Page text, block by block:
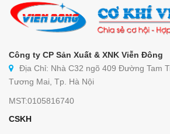
Công ty CP Sản Xuất & XNK Viễn Đông
Địa Chỉ: Nhà C32 ngõ 409 Đường Tam
Tương Mai, Tp. Hà Nội
MST:0105816740
CSKH